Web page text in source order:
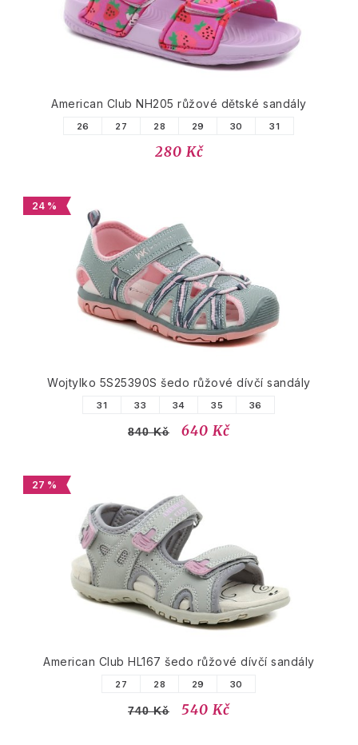
American Club NH205 růžové dětské sandály
26 27 28 29 30 31
280 Kč
24 %
Wojtylko 5S25390S šedo růžové dívčí sandály
31 33 34 35 36
840 Kč 640 Kč
27 %
American Club HL167 šedo růžové dívčí sandály
27 28 29 30
740 Kč 540 Kč